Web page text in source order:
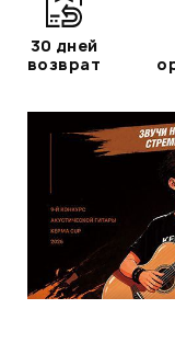
30 дней
возврат